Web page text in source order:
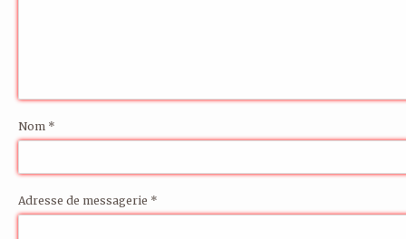
Nom *
Adresse de messagerie *